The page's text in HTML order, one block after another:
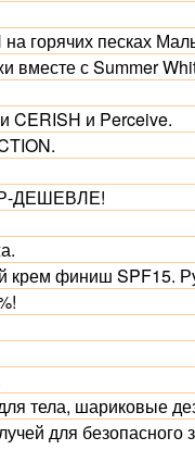
горячих песках
вместе с Summer
CERISH и Perceive.
ДЕШЕВЛЕ!
крем финиш SPF15.
тела, шариковые
для безопасного